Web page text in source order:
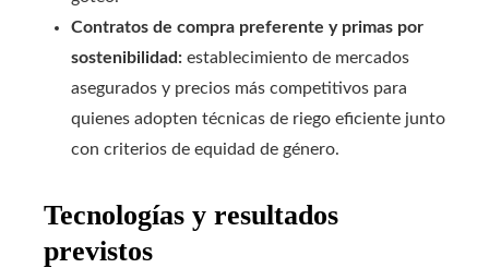
Contratos de compra preferente y primas por
sostenibilidad: establecimiento de mercados
asegurados y precios más competitivos para
quienes adopten técnicas de riego eficiente junto
con criterios de equidad de género.
Tecnologías y resultados
previstos